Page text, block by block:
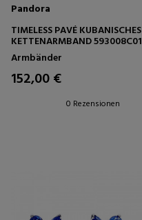
Pandora
TIMELESS PAVÉ KUBANISCHES
KETTENARMBAND 593008C01
Armbänder
152,00 €
0 Rezensionen